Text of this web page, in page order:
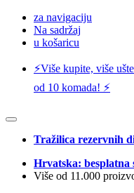
za navigaciju
Na sadržaj
u košaricu
⚡️Više kupite, više
od 10 komada! ⚡️
Tražilica rezervnih
Hrvatska: besplatna
Više od 11.000